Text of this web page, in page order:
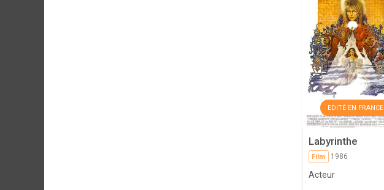
EDITÉ EN FRANCE
Labyrinthe
Film 1986
Acteur